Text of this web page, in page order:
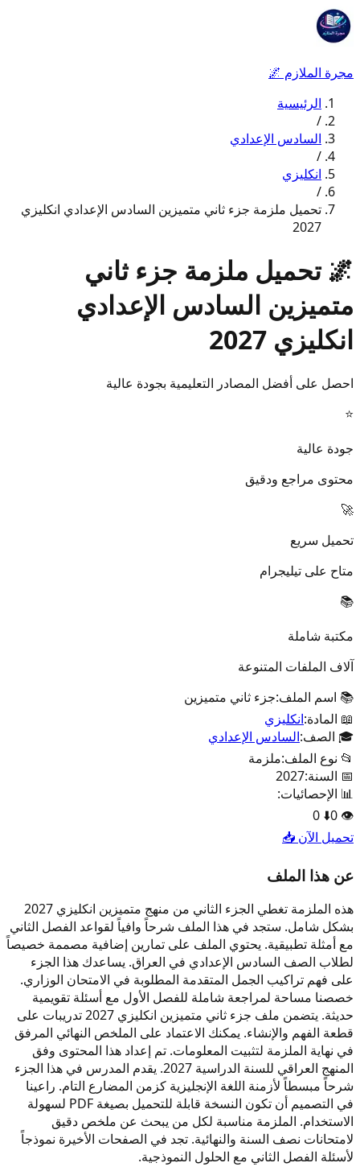
مجرة الملازم 🌌
الرئيسية
/
السادس الإعدادي
/
انكليزي
/
تحميل ملزمة جزء ثاني متميزين السادس الإعدادي انكليزي
2027
🌌 تحميل ملزمة جزء ثاني
متميزين السادس الإعدادي
انكليزي 2027
احصل على أفضل المصادر التعليمية بجودة عالية
⭐
جودة عالية
محتوى مراجع ودقيق
🚀
تحميل سريع
متاح على تيليجرام
📚
مكتبة شاملة
آلاف الملفات المتنوعة
📚 اسم الملف:جزء ثاني متميزين
📖 المادة:انكليزي
🎓 الصف:السادس الإعدادي
📂 نوع الملف:ملزمة
📅 السنة:2027
📊 الإحصائيات:
👁️
0
⬇️
0
تحميل الآن 📥
عن هذا الملف
هذه الملزمة تغطي الجزء الثاني من منهج متميزين انكليزي 2027
بشكل شامل. ستجد في هذا الملف شرحاً وافياً لقواعد الفصل الثاني
مع أمثلة تطبيقية. يحتوي الملف على تمارين إضافية مصممة خصيصاً
لطلاب الصف السادس الإعدادي في العراق. يساعدك هذا الجزء
على فهم تراكيب الجمل المتقدمة المطلوبة في الامتحان الوزاري.
خصصنا مساحة لمراجعة شاملة للفصل الأول مع أسئلة تقويمية
حديثة. يتضمن ملف جزء ثاني متميزين انكليزي 2027 تدريبات على
قطعة الفهم والإنشاء. يمكنك الاعتماد على الملخص النهائي المرفق
في نهاية الملزمة لتثبيت المعلومات. تم إعداد هذا المحتوى وفق
المنهج العراقي للسنة الدراسية 2027. يقدم المدرس في هذا الجزء
شرحاً مبسطاً لأزمنة اللغة الإنجليزية كزمن المضارع التام. راعينا
في التصميم أن تكون النسخة قابلة للتحميل بصيغة PDF لسهولة
الاستخدام. الملزمة مناسبة لكل من يبحث عن ملخص دقيق
لامتحانات نصف السنة والنهائية. تجد في الصفحات الأخيرة نموذجاً
لأسئلة الفصل الثاني مع الحلول النموذجية.